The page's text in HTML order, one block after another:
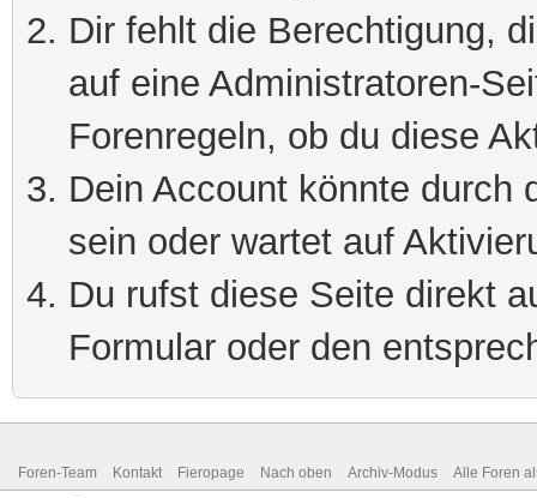
Dir fehlt die Berechtigung,
auf eine Administratoren-
Forenregeln, ob du diese
Dein Account könnte durch
sein oder wartet auf
Du rufst diese Seite direkt
Formular oder den
Foren-Team Kontakt Fieropage Nach oben Archiv-Modus Alle Foren